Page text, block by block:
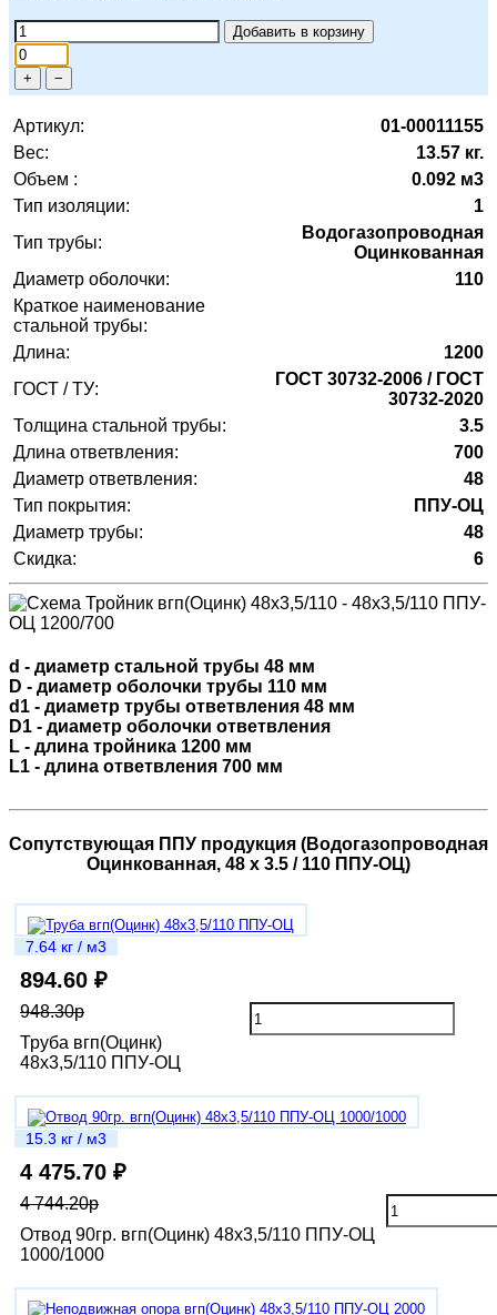
Добавить в корзину
+ −
Артикул:
01-00011155
Вес:
13.57 кг.
Объем :
0.092 м3
Тип изоляции:
1
Тип трубы:
Водогазопроводная
Оцинкованная
Диаметр оболочки:
110
Краткое наименование
стальной трубы:
Длина:
1200
ГОСТ / ТУ:
ГОСТ 30732-2006 / ГОСТ
30732-2020
Толщина стальной трубы:
3.5
Длина ответвления:
700
Диаметр ответвления:
48
Тип покрытия:
ППУ-ОЦ
Диаметр трубы:
48
Скидка:
6
d - диаметр стальной трубы 48 мм
D - диаметр оболочки трубы 110 мм
d1 - диаметр трубы ответвления 48 мм
D1 - диаметр оболочки ответвления
L - длина тройника 1200 мм
L1 - длина ответвления 700 мм
Сопутствующая ППУ продукция (Водогазопроводная
Оцинкованная, 48 х 3.5 / 110 ППУ-ОЦ)
7.64 кг / м3
894.60 ₽
948.30р
Труба вгп(Оцинк)
48х3,5/110 ППУ-ОЦ
15.3 кг / м3
4 475.70 ₽
4 744.20р
Отвод 90гр. вгп(Оцинк) 48х3,5/110 ППУ-ОЦ
1000/1000